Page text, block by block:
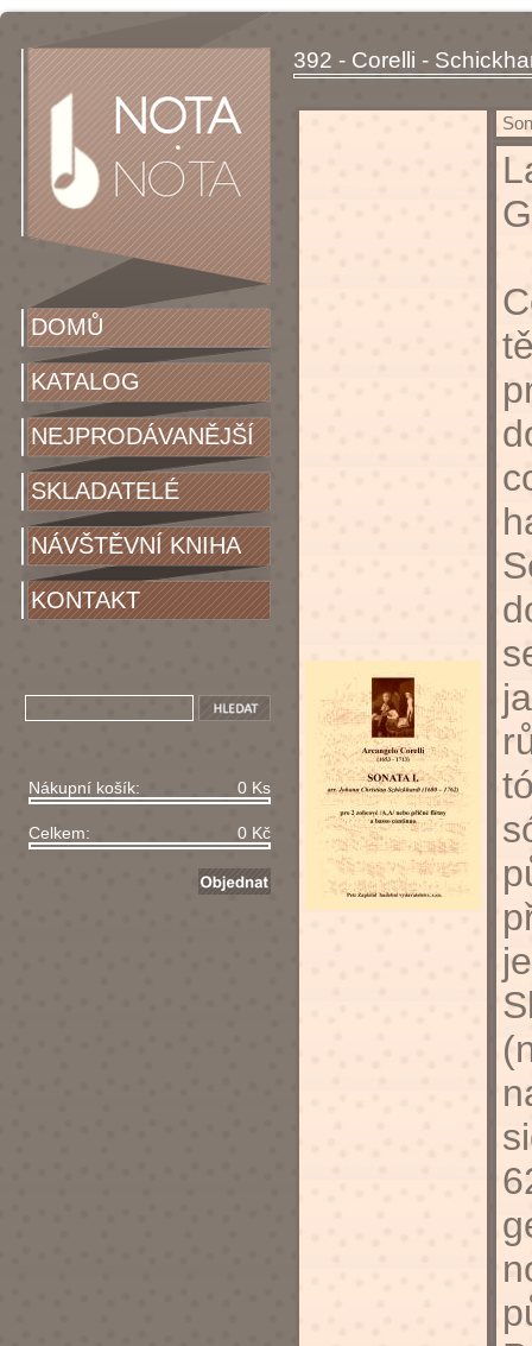
DOMŮ
KATALOG
NEJPRODÁVANĚJŠÍ
SKLADATELÉ
NÁVŠTĚVNÍ KNIHA
KONTAKT
Nákupní košík: 0 Ks
Celkem: 0 Kč
392 - Corelli -